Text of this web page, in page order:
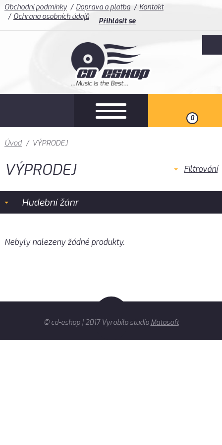
Obchodní podmínky Doprava a platba
Kontakt
Ochrana osobních údajů
Přihlásit se
0
Úvod / VÝPRODEJ
VÝPRODEJ Filtrování
Hudební žánr
Nebyly nalezeny žádné produkty.
© cd-eshop | 2017 Vyrobilo studio Matosoft